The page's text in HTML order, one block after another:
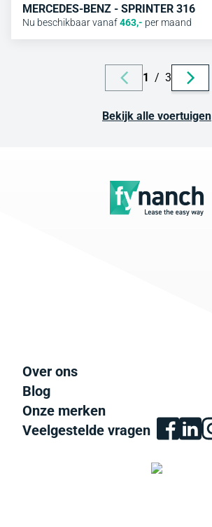
MERCEDES-BENZ - SPRINTER 316
Nu beschikbaar vanaf463,- per maand
1 / 3
Bekijk alle voertuigen
Over ons
Blog
Onze merken
Veelgestelde vragen